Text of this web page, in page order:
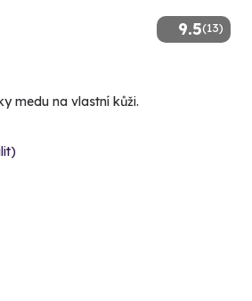
9.5(13)
medu na vlastní kůži.